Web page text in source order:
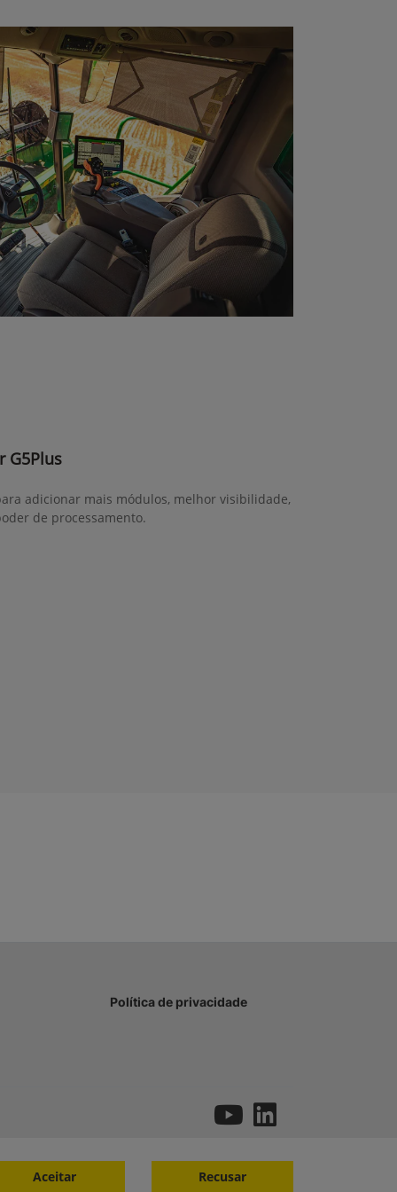
G5Plus
adicionar mais módulos, melhor visibilidade,
de processamento.
Política de privacidade
Aceitar Recusar